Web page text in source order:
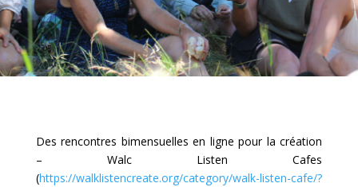
Des rencontres bimensuelles en ligne pour la création
– Walc Listen Cafes
(https://walklistencreate.org/category/walk-listen-cafe/?